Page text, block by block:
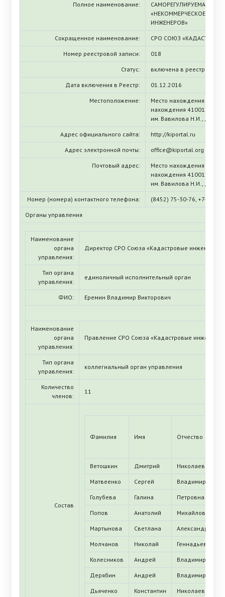
Полное наименование:
САМОРЕГУЛИРУЕМАЯ
«НЕКОММЕРЧЕСКОЕ
ИНЖЕНЕРОВ»
Сокращенное наименование: СРО СОЮЗ
Номер реестровой записи: 018
Статус: включена в реестр
Дата включения в Реестр: 01.12.2016
Местоположение:
Место нахождения
нахождения 410012,
им. Вавилова Н.И., дом
Адрес официального сайта: http://kiportal.ru
Адрес электронной почты: office@kiportal.org
Почтовый адрес:
Место нахождения
нахождения 410012,
им. Вавилова Н.И., дом
Номер (номера) контактного телефона: (8452) 75-30-76, +7-929-
Органы управления
Наименование
органа
управления:
Директор СРО Союза «Кадастровые инженеры»
Тип органа
управления:
единоличный исполнительный орган
ФИО: Еремин Владимир Викторович
Наименование
органа
управления:
Правление СРО Союза «Кадастровые инженеры»
Тип органа
управления:
коллегиальный орган управления
Количество
членов:
11
Состав
Фамилия Имя Отчество
Ветошкин Дмитрий Николаевич
Матвеенко Сергей Владимирович
Голубева Галина Петровна
Попов Анатолий Михайлович
Мартынова Светлана Александровна
Молчанов Николай Геннадьевич
Колесников Андрей Владимирович
Дерябин Андрей Владимирович
Дьяченко Константин Николаевич